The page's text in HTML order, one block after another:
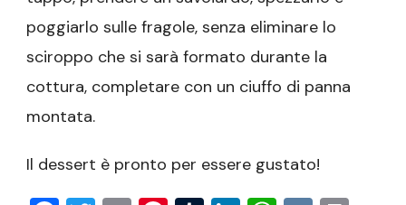
poggiarlo sulle fragole, senza eliminare lo
sciroppo che si sarà formato durante la
cottura, completare con un ciuffo di panna
montata.
Il dessert è pronto per essere gustato!